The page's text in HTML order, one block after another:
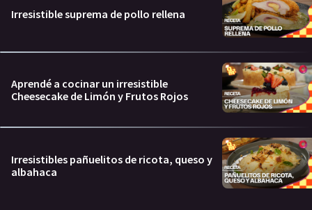
Irresistible suprema de pollo rellena
Aprendé a cocinar un irresistible
Cheesecake de Limón y Frutos Rojos
Irresistibles pañuelitos de ricota, queso y
albahaca